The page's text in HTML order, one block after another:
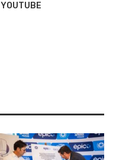
YOUTUBE